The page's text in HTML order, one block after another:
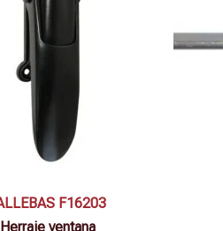
F16203
Herraje ventana